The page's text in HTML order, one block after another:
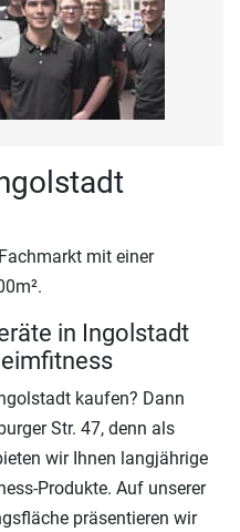
mit einer
in Ingolstadt
kaufen? Dann
Str. 47, denn als
wir Ihnen langjährige
Produkte. Auf unserer
präsentieren wir